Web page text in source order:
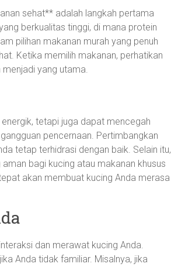
sehat** adalah langkah pertama
berkualitas tinggi, di mana protein
pilihan makanan murah yang penuh
Ketika memilih makanan, perhatikan
yang utama.
tetapi juga dapat mencegah
pencernaan. Pertimbangkan
tetap terhidrasi dengan baik. Selain itu,
bagi kucing atau makanan khusus
akan membuat kucing Anda merasa
dan merawat kucing Anda.
Anda tidak familiar. Misalnya, jika